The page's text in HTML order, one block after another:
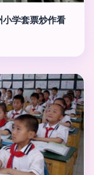
小学套票炒作看